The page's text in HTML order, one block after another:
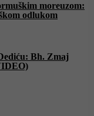
moreuzom:
odlukom
Bh. Zmaj